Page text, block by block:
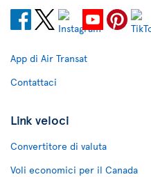
App di Air Transat
Contattaci
Link veloci
Convertitore di valuta
Voli economici per il Canada